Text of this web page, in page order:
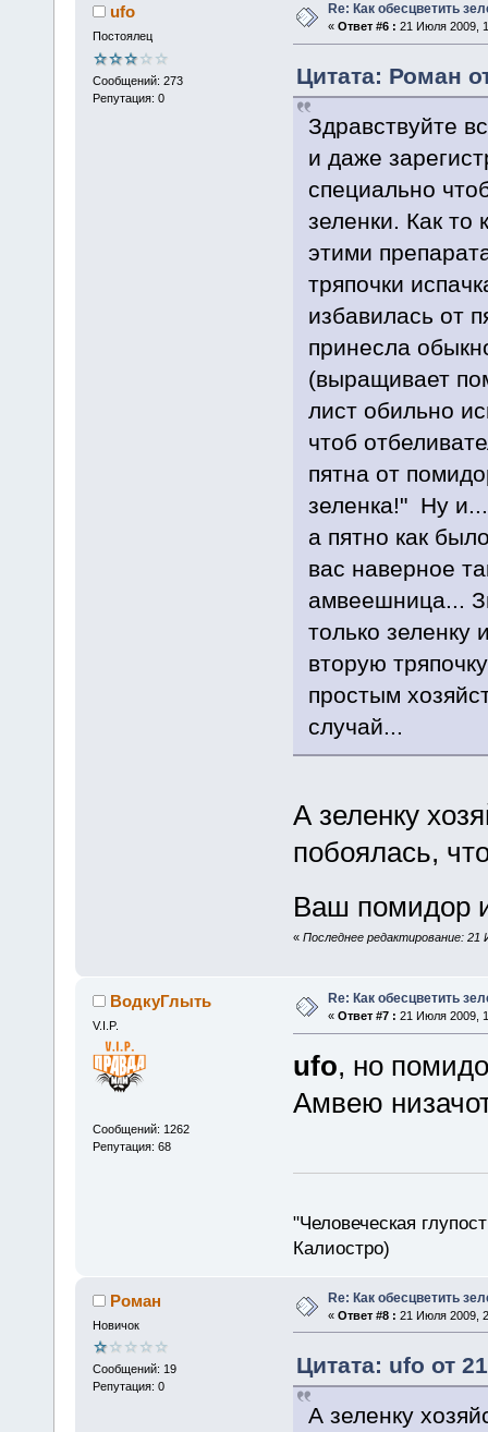
ufo
Постоялец
Сообщений: 273
Репутация: 0
Re: Как обесцветить
« Ответ #6 : 21 Июля 2009,
Цитата: Роман
Здравствуйте
и даже
специально
зеленки. Как
этими
тряпочки
избавилась от
принесла
(выращивает
лист обильно
чтоб
пятна от
зеленка!" Ну
а пятно как
вас наверное
амвеешница...
только зеленку
вторую
простым
случай...
А зеленку
побоялась,
Ваш помидор
« Последнее редактирование: 21
ВодкуГлыть
V.I.P.
Сообщений: 1262
Репутация: 68
Re: Как обесцветить
« Ответ #7 : 21 Июля 2009,
ufo, но
Амвею
"Человеческая
Калиостро)
Роман
Новичок
Сообщений: 19
Репутация: 0
Re: Как обесцветить
« Ответ #8 : 21 Июля 2009,
Цитата: ufo от
А зеленку